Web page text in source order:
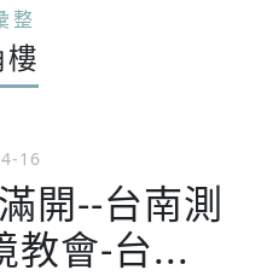
整
16
開--台南測
教會-台...